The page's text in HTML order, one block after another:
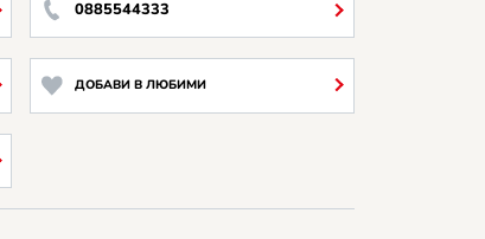
0885544333
ДОБАВИ В ЛЮБИМИ